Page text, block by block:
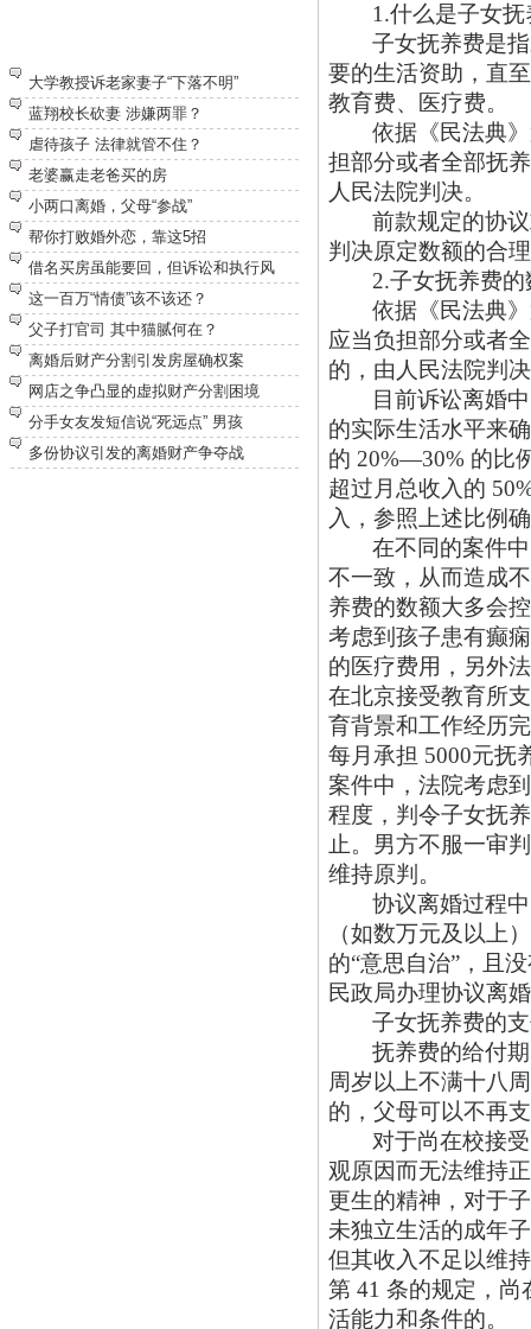
大学教授诉老家妻子“下落不明”
蓝翔校长砍妻 涉嫌两罪？
虐待孩子 法律就管不住？
老婆赢走老爸买的房
小两口离婚，父母“参战”
帮你打败婚外恋，靠这5招
借名买房虽能要回，但诉讼和执行风
这一百万“情债”该不该还？
父子打官司 其中猫腻何在？
离婚后财产分割引发房屋确权案
网店之争凸显的虚拟财产分割困境
分手女友发短信说“死远点” 男孩
多份协议引发的离婚财产争夺战
1.什么是子女抚
子女抚养费是
要的生活资助，直
教育费、医疗费。
依据《民法典
担部分或者全部抚
人民法院判决。
前款规定的协
判决原定数额的合
2.子女抚养费的
依据《民法典
应当负担部分或者
的，由人民法院判
目前诉讼离婚
的实际生活水平来
的 20%—30% 的比
超过月总收入的
入，参照上述比例
在不同的案件
不一致，从而造成
养费的数额大多会
考虑到孩子患有癫
的医疗费用，另外
在北京接受教育所
育背景和工作经历
每月承担 5000元抚
案件中，法院考虑
程度，判令子女抚
止。男方不服一审
维持原判。
协议离婚过程
（如数万元及以上
的“意思自治”，且
民政局办理协议离
子女抚养费的
抚养费的给付
周岁以上不满十八
的，父母可以不再
对于尚在校接
观原因而无法维持
更生的精神，对于
未独立生活的成年
但其收入不足以维
第 41 条的规定，
活能力和条件的。